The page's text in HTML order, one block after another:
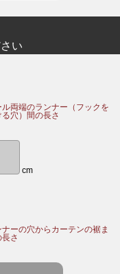
い
ル両端のランナー（フックを
る穴）間の長さ
cm
ナーの穴からカーテンの裾ま
さ